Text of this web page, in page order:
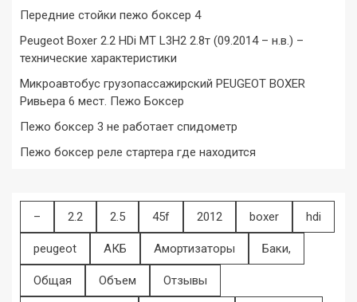
Передние стойки пежо боксер 4
Peugeot Boxer 2.2 HDi MT L3H2 2.8т (09.2014 – н.в.) –
технические характеристики
Микроавтобус грузопассажирский PEUGEOT BOXER
Ривьера 6 мест. Пежо Боксер
Пежо боксер 3 не работает спидометр
Пежо боксер реле стартера где находится
– 2.2 2.5 45f 2012 boxer hdi
peugeot АКБ Амортизаторы Баки,
Общая Объем Отзывы